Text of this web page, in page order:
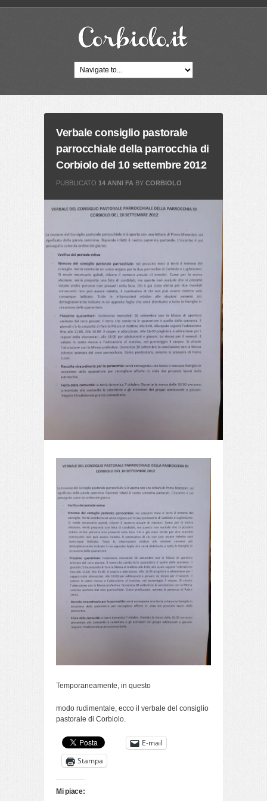
Verbale consiglio pastorale
parrocchiale della parrocchia di
Corbiolo del 10 settembre 2012
PUBBLICATO 14 ANNI FA BY CORBIOLO
Temporaneamente, in questo
modo rudimentale, ecco il verbale del consiglio
pastorale di Corbiolo.
E-mail
Stampa
Mi piace: